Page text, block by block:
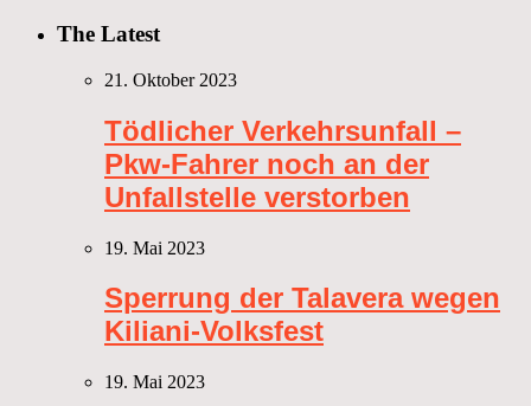
The Latest
21. Oktober 2023
Tödlicher Verkehrsunfall –
Pkw-Fahrer noch an der
Unfallstelle verstorben
19. Mai 2023
Sperrung der Talavera wegen
Kiliani-Volksfest
19. Mai 2023